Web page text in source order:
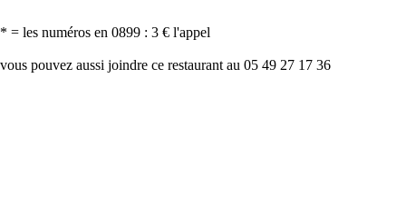
* = les numéros en 0899 : 3 € l'appel
vous pouvez aussi joindre ce restaurant au 05 49 27 17 36